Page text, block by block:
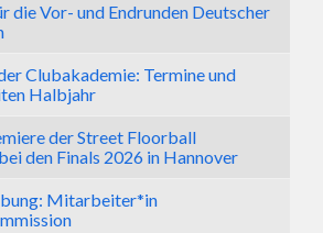
die Vor- und Endrunden Deutscher
Clubakademie: Termine und
Halbjahr
der Street Floorball
den Finals 2026 in Hannover
Mitarbeiter*in